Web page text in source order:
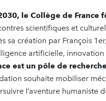
le Collège de France
scientifiques et
sa création par François
artificielle, innovation
est un pôle de
souhaite mobiliser
l’aventure humaniste